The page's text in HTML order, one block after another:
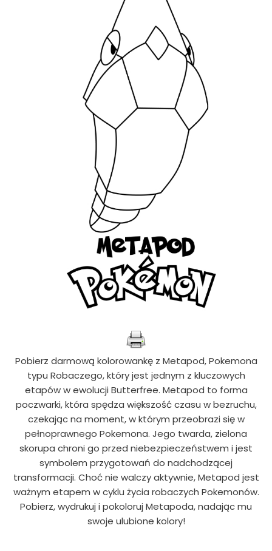
Pobierz darmową kolorowankę z Metapod, Pokemona
typu Robaczego, który jest jednym z kluczowych
etapów w ewolucji Butterfree. Metapod to forma
poczwarki, która spędza większość czasu w bezruchu,
czekając na moment, w którym przeobrazi się w
pełnoprawnego Pokemona. Jego twarda, zielona
skorupa chroni go przed niebezpieczeństwem i jest
symbolem przygotowań do nadchodzącej
transformacji. Choć nie walczy aktywnie, Metapod jest
ważnym etapem w cyklu życia robaczych Pokemonów.
Pobierz, wydrukuj i pokoloruj Metapoda, nadając mu
swoje ulubione kolory!